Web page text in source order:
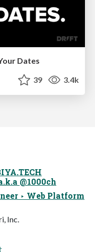
Dates
39 3.4k
@1000ch
‣ Web Platform
Inc.